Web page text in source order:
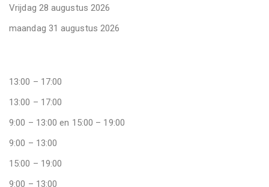
Vrijdag 28 augustus 2026
maandag 31 augustus 2026
13:00 – 17:00
13:00 – 17:00
9:00 – 13:00 en 15:00 – 19:00
9:00 – 13:00
15:00 – 19:00
9:00 – 13:00